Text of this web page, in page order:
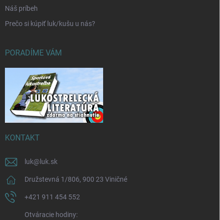
Náš príbeh
Prečo si kúpiť luk/kušu u nás?
PORADÍME VÁM
KONTAKT
luk@ luk.sk
Družstevná 1/806, 900 23 Viničné
+421 911 454 552
Otváracie hodiny: